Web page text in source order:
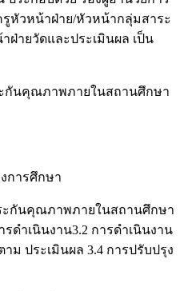
รูหัวหน้าฝ่าย/หัวหน้ากลุ่มสาระ
ฝ่ายวัดและประเมินผล เป็น
นคุณภาพภายในสถานศึกษา
ารศึกษา
กันคุณภาพภายในสถานศึกษา
ดำเนินงาน3.2 การดำเนินงาน
ม ประเมินผล 3.4 การปรับปรุง